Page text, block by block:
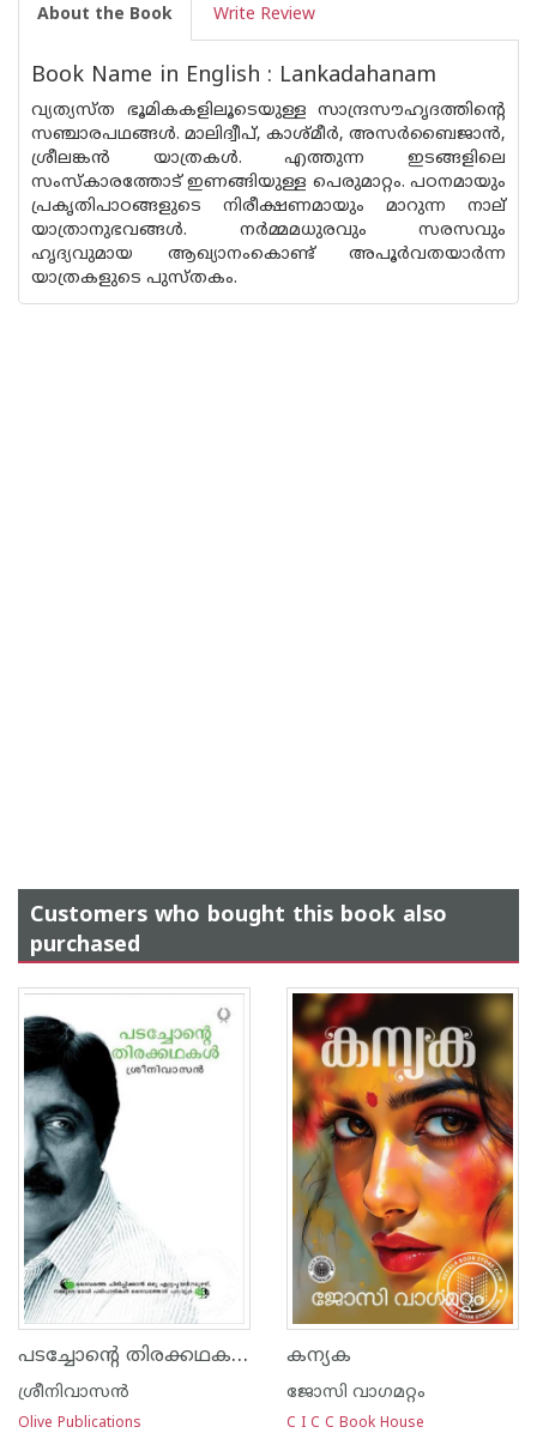
About the Book Write Review
Book Name in English : Lankadahanam
വ്യത്യസ്‌ത ഭൂമികകളിലൂടെയുള്ള സാന്ദ്രസൗഹൃദത്തിന്റെ
സഞ്ചാരപഥങ്ങൾ. മാലിദ്വീപ്, കാശ്മീർ, അസർബൈജാൻ,
ശ്രീലങ്കൻ യാത്രകൾ. എത്തുന്ന ഇടങ്ങളിലെ
സംസ്ക‌ാരത്തോട് ഇണങ്ങിയുള്ള പെരുമാറ്റം. പഠനമായും
പ്രകൃതിപാഠങ്ങളുടെ നിരീക്ഷണമായും മാറുന്ന നാല്
യാത്രാനുഭവങ്ങൾ. നർമ്മമധുരവും സരസവും
ഹൃദ്യവുമായ ആഖ്യാനംകൊണ്ട് അപൂർവതയാർന്ന
യാത്രകളുടെ പുസ്‌തകം.
Customers who bought this book also
purchased
പടച്ചോന്‍റെ തിരക്കഥകള്‍
ശ്രീനിവാസന്‍
Olive Publications
കന്യക
ജോസി വാഗമറ്റം
C I C C Book House